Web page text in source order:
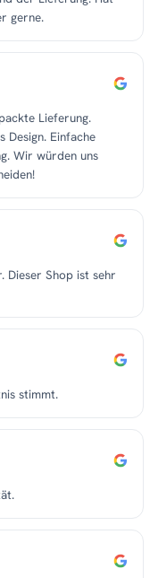
gerne.
Lieferung.
Design. Einfache
Wir würden uns
Dieser Shop ist sehr
stimmt.